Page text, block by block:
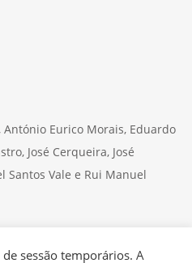
Eurico Morais, Eduardo
José Cerqueira, José
Santos Vale e Rui Manuel
sessão temporários. A